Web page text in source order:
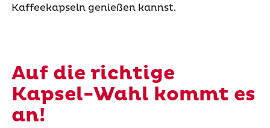
Kaffeekapseln genießen kannst.
Auf die richtige
Kapsel-Wahl kommt es
an!